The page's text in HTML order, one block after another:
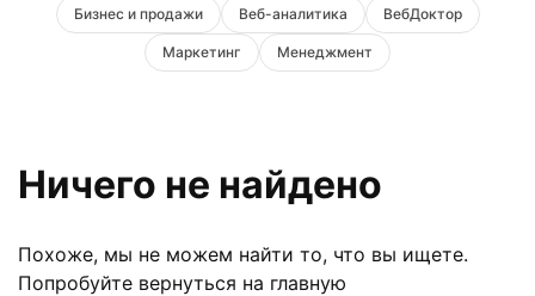
Бизнес и продажи Веб-аналитика ВебДоктор
Маркетинг Менеджмент
Ничего не найдено
Похоже, мы не можем найти то, что вы ищете.
Попробуйте вернуться на главную